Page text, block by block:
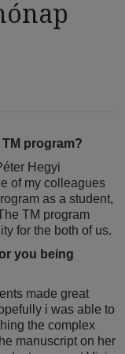
program?
Hegyi
of my colleagues
as a student,
TM program
for the both of us.
you being
made great
i was able to
the complex
manuscript on her